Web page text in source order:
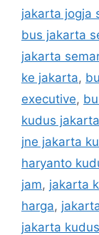
jakarta jogja
bus jakarta
jakarta
ke jakarta,
executive,
kudus jakarta
jne jakarta
haryanto
jam, jakarta
harga,
jakarta